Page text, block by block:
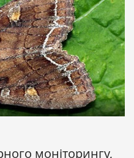
моніторингу,